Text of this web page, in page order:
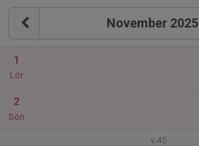
November 2025
1
Lör
2
Sön
v.45